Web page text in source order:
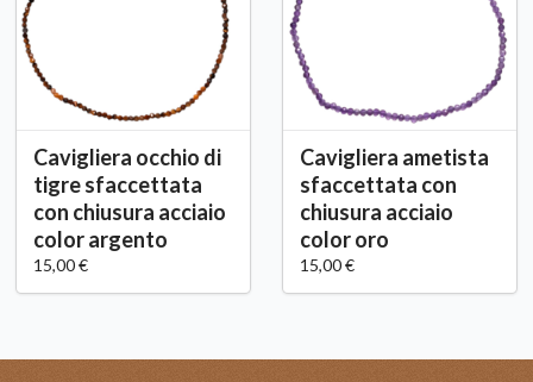
Cavigliera occhio di
tigre sfaccettata
con chiusura acciaio
color argento
15,00 €
Cavigliera ametista
sfaccettata con
chiusura acciaio
color oro
15,00 €